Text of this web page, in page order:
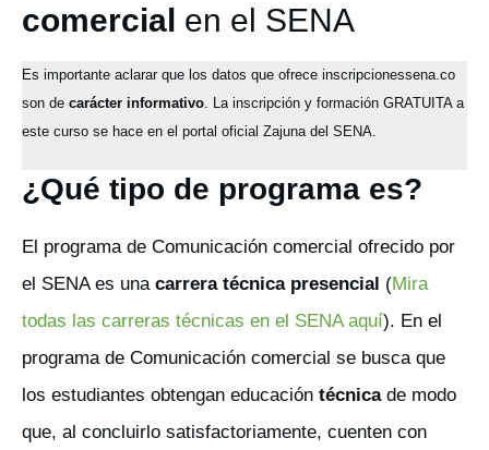
comercial en el SENA
Es importante aclarar que los datos que ofrece inscripcionessena.co
son de carácter informativo. La inscripción y formación GRATUITA a
este curso se hace en el portal oficial Zajuna del SENA.
¿Qué tipo de programa es?
El programa de Comunicación comercial ofrecido por
el SENA es una carrera técnica presencial (Mira
todas las carreras técnicas en el SENA aquí). En el
programa de Comunicación comercial se busca que
los estudiantes obtengan educación técnicade modo
que, al concluirlo satisfactoriamente, cuenten con